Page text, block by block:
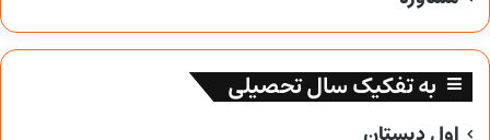
به تفکیک سال تحصیلی